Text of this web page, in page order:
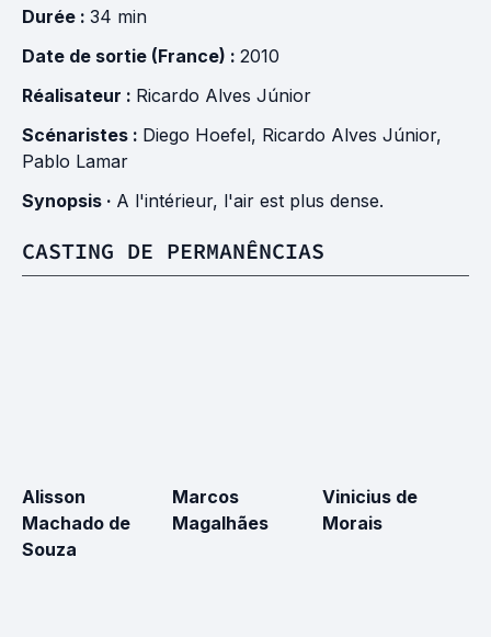
Durée : 34 min
Date de sortie (France) : 2010
Réalisateur : Ricardo Alves Júnior
Scénaristes : Diego Hoefel, Ricardo Alves Júnior,
Pablo Lamar
Synopsis · A l'intérieur, l'air est plus dense.
CASTING DE PERMANÊNCIAS
Alisson
Machado de
Souza
Marcos
Magalhães
Vinicius de
Morais